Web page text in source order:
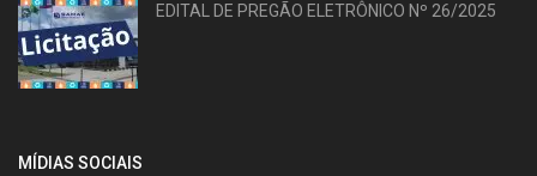
EDITAL DE PREGÃO ELETRÔNICO Nº 26/2025
MÍDIAS SOCIAIS